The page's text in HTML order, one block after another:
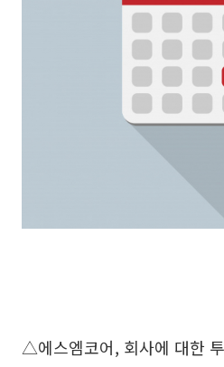
△에스엠코어, 회사에 대한